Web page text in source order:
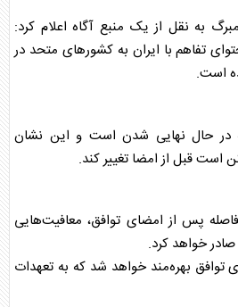
به نقل از یک منبع آگاه اعلام کرد:
تفاهم با ‌ایران به کشورهای متحد در
در حال نهایی شدن است و این نشان
قبل از امضا تغییر کند.
پس از امضای توافق، معافیت‌هایی
خواهد کرد.
توافق بهره‌مند خواهد شد که به تعهدات